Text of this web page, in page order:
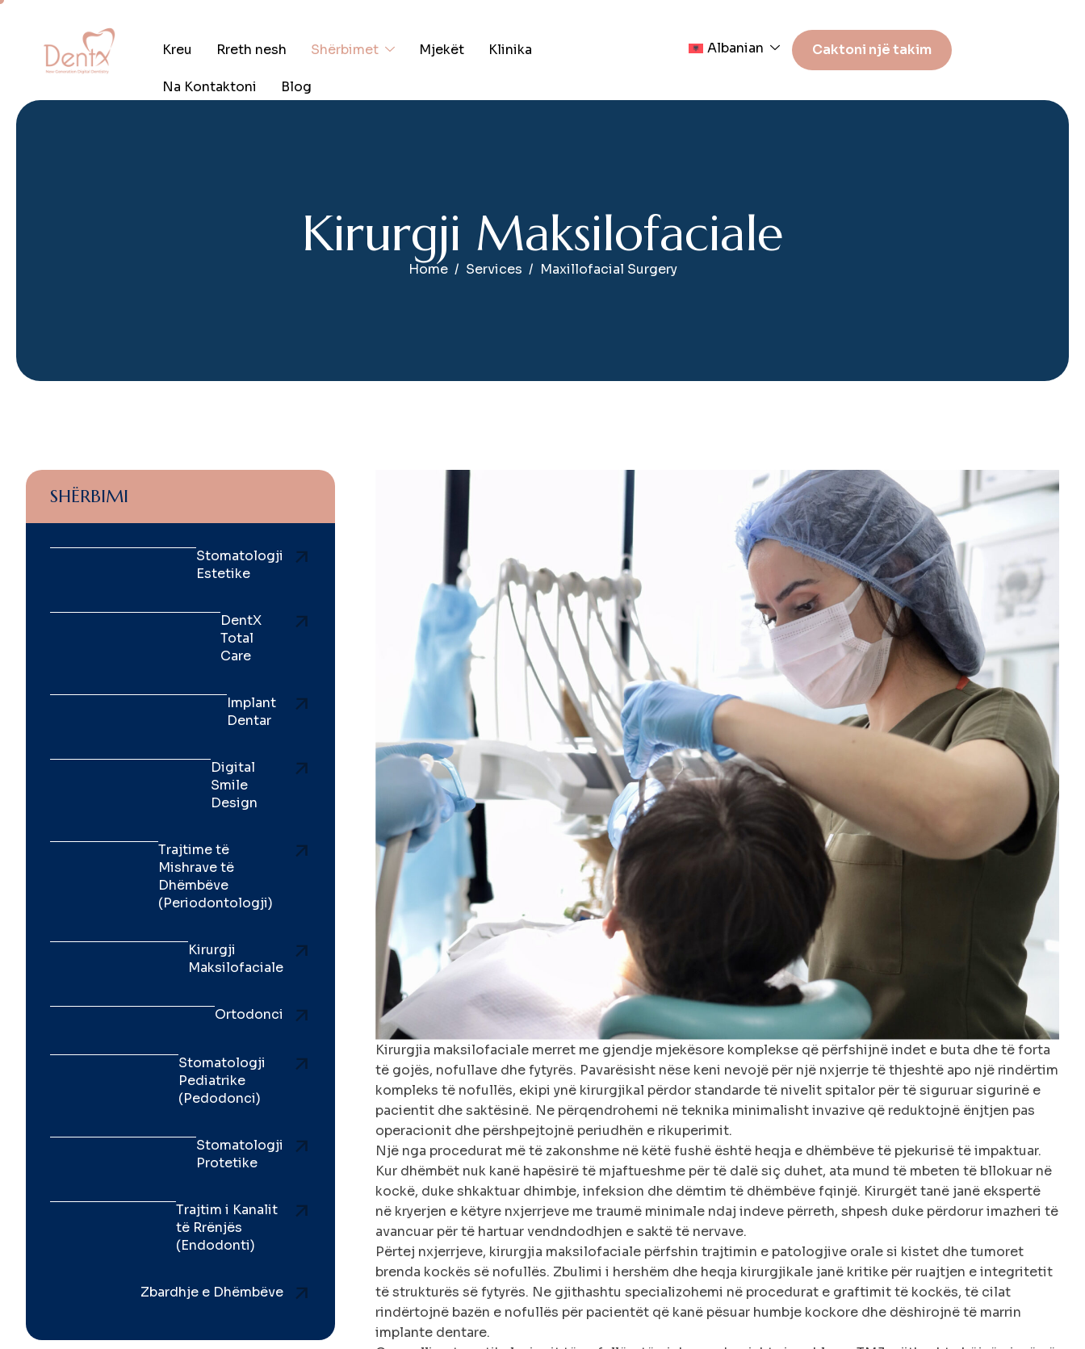
Kreu Rreth nesh Shërbimet Mjekët Klinika
Na Kontaktoni Blog
Albanian Caktoni një takim
Kirurgji Maksilofaciale
Home Services Maxillofacial Surgery
SHËRBIMI
Stomatologji
Estetike
DentX
Total
Care
Implant
Dentar
Digital
Smile
Design
Trajtime të
Mishrave të
Dhëmbëve
(Periodontologji)
Kirurgji
Maksilofaciale
Ortodonci
Stomatologji
Pediatrike
(Pedodonci)
Stomatologji
Protetike
Trajtim i Kanalit
të Rrënjës
(Endodonti)
Zbardhje e Dhëmbëve
Kirurgjia maksilofaciale merret me gjendje mjekësore komplekse që përfshijnë indet e buta dhe të forta
të gojës, nofullave dhe fytyrës. Pavarësisht nëse keni nevojë për një nxjerrje të thjeshtë apo një rindërtim
kompleks të nofullës, ekipi ynë kirurgjikal përdor standarde të nivelit spitalor për të siguruar sigurinë e
pacientit dhe saktësinë. Ne përqendrohemi në teknika minimalisht invazive që reduktojnë ënjtjen pas
operacionit dhe përshpejtojnë periudhën e rikuperimit.
Një nga procedurat më të zakonshme në këtë fushë është heqja e dhëmbëve të pjekurisë të impaktuar.
Kur dhëmbët nuk kanë hapësirë të mjaftueshme për të dalë siç duhet, ata mund të mbeten të bllokuar në
kockë, duke shkaktuar dhimbje, infeksion dhe dëmtim të dhëmbëve fqinjë. Kirurgët tanë janë ekspertë
në kryerjen e këtyre nxjerrjeve me traumë minimale ndaj indeve përreth, shpesh duke përdorur imazheri të
avancuar për të hartuar vendndodhjen e saktë të nervave.
Përtej nxjerrjeve, kirurgjia maksilofaciale përfshin trajtimin e patologjive orale si kistet dhe tumoret
brenda kockës së nofullës. Zbulimi i hershëm dhe heqja kirurgjikale janë kritike për ruajtjen e integritetit
të strukturës së fytyrës. Ne gjithashtu specializohemi në procedurat e graftimit të kockës, të cilat
rindërtojnë bazën e nofullës për pacientët që kanë pësuar humbje kockore dhe dëshirojnë të marrin
implante dentare.